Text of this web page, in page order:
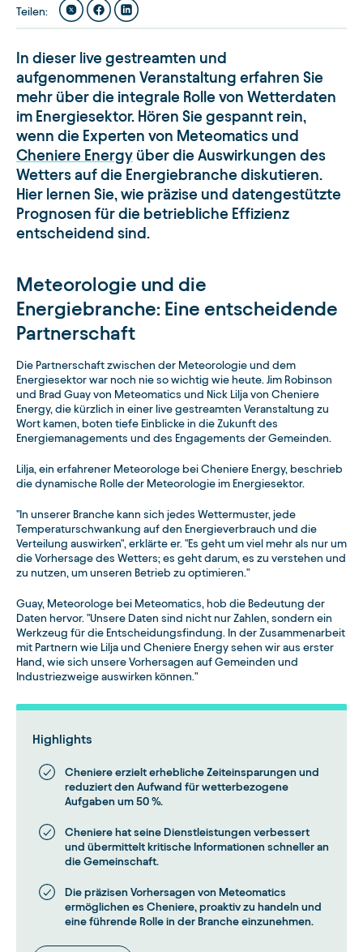
Teilen:
In dieser live gestreamten und
aufgenommenen Veranstaltung erfahren Sie
mehr über die integrale Rolle von Wetterdaten
im Energiesektor. Hören Sie gespannt rein,
wenn die Experten von Meteomatics und
Cheniere Energy über die Auswirkungen des
Wetters auf die Energiebranche diskutieren.
Hier lernen Sie, wie präzise und datengestützte
Prognosen für die betriebliche Effizienz
entscheidend sind.
Meteorologie und die
Energiebranche: Eine entscheidende
Partnerschaft
Die Partnerschaft zwischen der Meteorologie und dem
Energiesektor war noch nie so wichtig wie heute. Jim Robinson
und Brad Guay von Meteomatics und Nick Lilja von Cheniere
Energy, die kürzlich in einer live gestreamten Veranstaltung zu
Wort kamen, boten tiefe Einblicke in die Zukunft des
Energiemanagements und des Engagements der Gemeinden.
Lilja, ein erfahrener Meteorologe bei Cheniere Energy, beschrieb
die dynamische Rolle der Meteorologie im Energiesektor.
"In unserer Branche kann sich jedes Wettermuster, jede
Temperaturschwankung auf den Energieverbrauch und die
Verteilung auswirken", erklärte er. "Es geht um viel mehr als nur um
die Vorhersage des Wetters; es geht darum, es zu verstehen und
zu nutzen, um unseren Betrieb zu optimieren."
Guay, Meteorologe bei Meteomatics, hob die Bedeutung der
Daten hervor. "Unsere Daten sind nicht nur Zahlen, sondern ein
Werkzeug für die Entscheidungsfindung. In der Zusammenarbeit
mit Partnern wie Lilja und Cheniere Energy sehen wir aus erster
Hand, wie sich unsere Vorhersagen auf Gemeinden und
Industriezweige auswirken können."
Highlights
Cheniere erzielt erhebliche Zeiteinsparungen und
reduziert den Aufwand für wetterbezogene
Aufgaben um 50 %.
Cheniere hat seine Dienstleistungen verbessert
und übermittelt kritische Informationen schneller an
die Gemeinschaft.
Die präzisen Vorhersagen von Meteomatics
ermöglichen es Cheniere, proaktiv zu handeln und
eine führende Rolle in der Branche einzunehmen.